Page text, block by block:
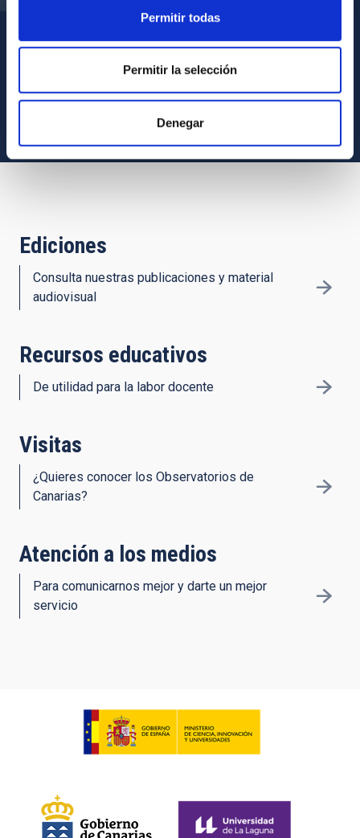
Permitir todas
Permitir la selección
Denegar
Ediciones
Consulta nuestras publicaciones y material
audiovisual
Recursos educativos
De utilidad para la labor docente
Visitas
¿Quieres conocer los Observatorios de
Canarias?
Atención a los medios
Para comunicarnos mejor y darte un mejor
servicio